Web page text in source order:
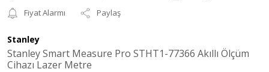
Fiyat Alarmı
Paylaş
Stanley
Stanley Smart Measure Pro STHT1-77366 Akıllı Ölçüm
Cihazı Lazer Metre